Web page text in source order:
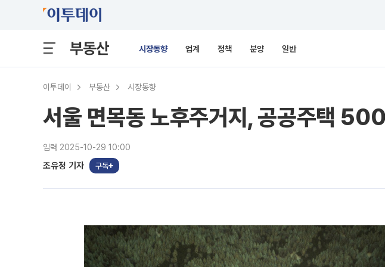
부동산 시장동향 업계 정책 분양 일반
이투데이 부동산 시장동향
서울 면목동 노후주거지, 공공주택
입력 2025-10-29 10:00
조유정 기자 구독